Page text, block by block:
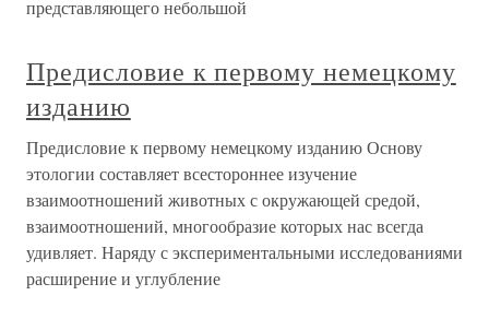
представляющего небольшой
Предисловие к первому немецкому
изданию
Предисловие к первому немецкому изданию Основу
этологии составляет всестороннее изучение
взаимоотношений животных с окружающей средой,
взаимоотношений, многообразие которых нас всегда
удивляет. Наряду с экспериментальными исследованиями
расширение и углубление